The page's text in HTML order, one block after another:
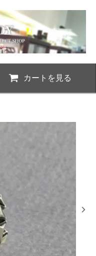
カートを見る